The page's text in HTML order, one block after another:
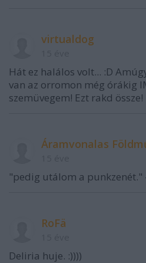
virtualdog
Hát ez halálos volt... :D
van az orromon még órákig
szemüvegem! Ezt rakd össze!
Áramvonalas
"pedig utálom a punkzenét."
RoFä
Deliria huje. :))))